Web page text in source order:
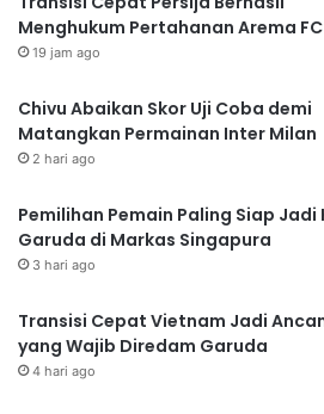
Menghukum Pertahanan Arema FC
19 jam ago
Chivu Abaikan Skor Uji Coba demi
Matangkan Permainan Inter Milan
2 hari ago
Pemilihan Pemain Paling Siap Jadi
Garuda di Markas Singapura
3 hari ago
Transisi Cepat Vietnam Jadi
yang Wajib Diredam Garuda
4 hari ago